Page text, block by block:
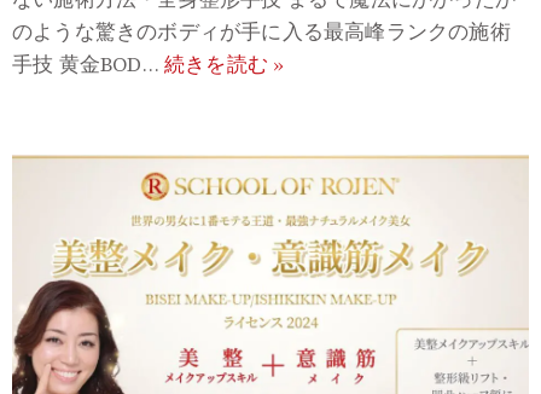
のような驚きのボディが手に入る最高峰ランクの施術
手技 黄金BOD… 続きを読む »